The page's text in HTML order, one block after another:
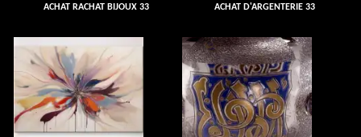
ACHAT RACHAT BIJOUX 33 ACHAT D'ARGENTERIE 33